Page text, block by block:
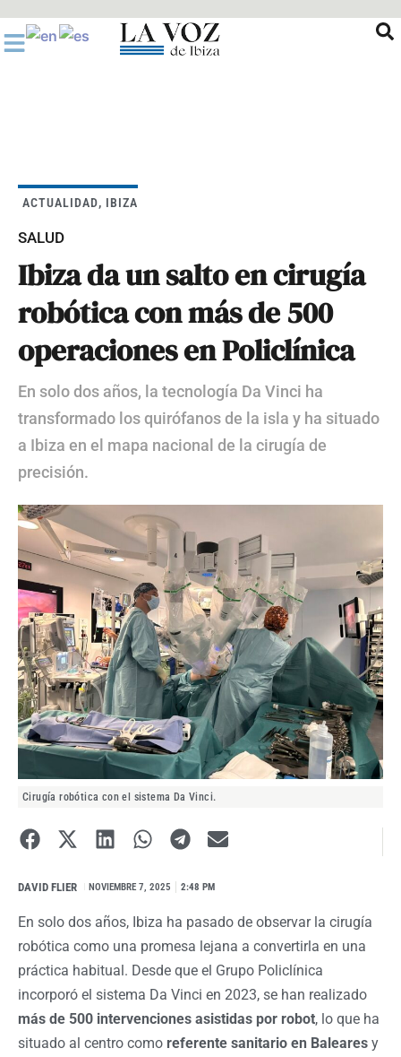
al
contenido
ACTUALIDAD, IBIZA
SALUD
Ibiza da un salto en cirugía
robótica con más de 500
operaciones en Policlínica
En solo dos años, la tecnología Da Vinci ha
transformado los quirófanos de la isla y ha situado
a Ibiza en el mapa nacional de la cirugía de
precisión.
Cirugía robótica con el sistema Da Vinci.
DAVID FLIER NOVIEMBRE 7, 2025 2:48 PM
En solo dos años, Ibiza ha pasado de observar la cirugía
robótica como una promesa lejana a convertirla en una
práctica habitual. Desde que el Grupo Policlínica
incorporó el sistema Da Vinci en 2023, se han realizado
más de 500 intervenciones asistidas por robot, lo que ha
situado al centro como referente sanitario en Baleares y